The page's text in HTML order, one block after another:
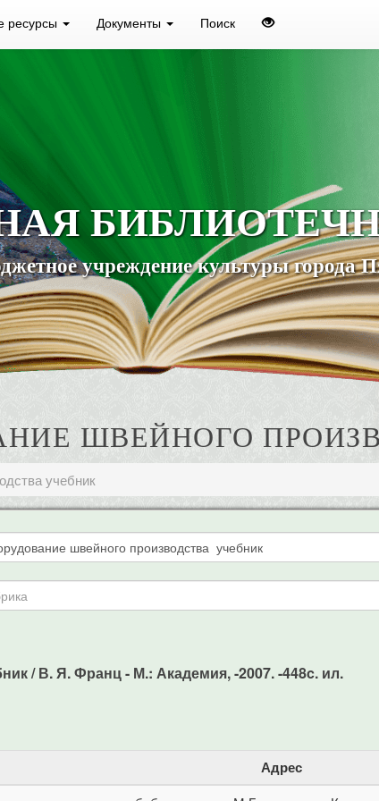
ресурсы Документы Поиск
учреждение культуры города
ШВЕЙНОГО
учебник
/ В. Я. Франц - М.: Академия, -2007. -448c. ил.
Адрес